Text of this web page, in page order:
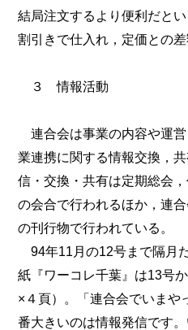
結局注文するより便利だと
割引きで仕入れ，定価との
３ 情報活動
連合会は事業の内容や運
業連携に関する情報交換，
信・交換・共有は定期総会
の会合で行われるほか，連
の刊行物で行われている。
94年11月の12号まで隔月
紙『ワーコレ千葉』は13号
×４頁）。「連合会でいまや
番大きいのは情報発信です